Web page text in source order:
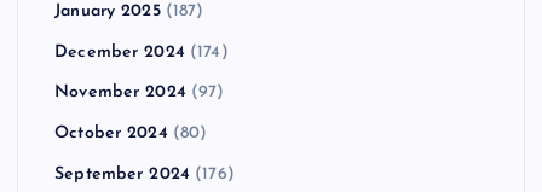
January 2025(187)
December 2024 (174)
November 2024 (97)
October 2024 (80)
September 2024 (176)